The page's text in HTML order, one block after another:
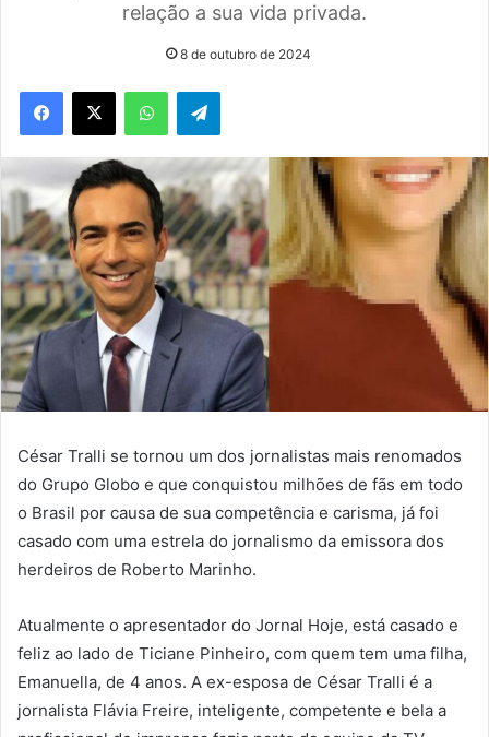
relação a sua vida privada.
8 de outubro de 2024
WhatsAppTelegram
César Tralli se tornou um dos jornalistas mais renomados
do Grupo Globo e que conquistou milhões de fãs em todo
o Brasil por causa de sua competência e carisma, já foi
casado com uma estrela do jornalismo da emissora dos
herdeiros de Roberto Marinho.
Atualmente o apresentador do Jornal Hoje, está casado e
feliz ao lado de Ticiane Pinheiro, com quem tem uma filha,
Emanuella, de 4 anos. A ex-esposa de César Tralli é a
jornalista Flávia Freire, inteligente, competente e bela a